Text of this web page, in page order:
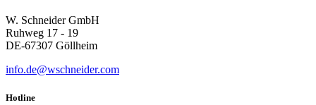
W. Schneider GmbH
Ruhweg 17 - 19
DE-67307 Göllheim
info.de@wschneider.com
Hotline